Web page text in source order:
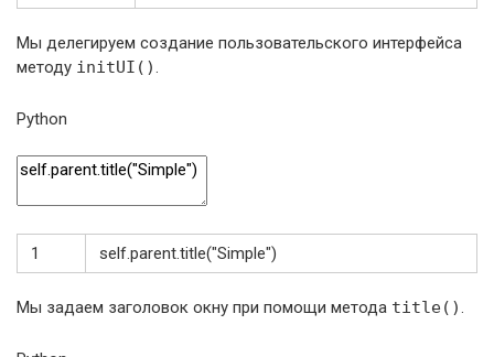
Мы делегируем создание пользовательского интерфейса
методу initUI().
Python
1 selfparenttitle("Simple")
Мы задаем заголовок окну при помощи метода title()